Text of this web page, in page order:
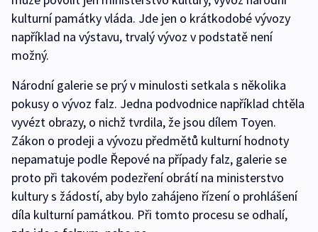
kulturní památky vláda. Jde jen o krátkodobé vývozy
například na výstavu, trvalý vývoz v podstatě není
možný.
Národní galerie se prý v minulosti setkala s několika
pokusy o vývoz falz. Jedna podvodnice například chtěla
vyvézt obrazy, o nichž tvrdila, že jsou dílem Toyen.
Zákon o prodeji a vývozu předmětů kulturní hodnoty
nepamatuje podle Řepové na případy falz, galerie se
proto při takovém podezření obrátí na ministerstvo
kultury s žádostí, aby bylo zahájeno řízení o prohlášení
díla kulturní památkou. Při tomto procesu se odhalí,